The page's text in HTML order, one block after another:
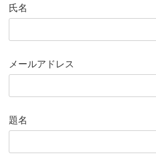
氏名
メールアドレス
題名